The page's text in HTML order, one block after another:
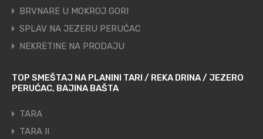
BRVNARE U MOKROJ GORI
SPLAV NA JEZERU PERUĆAC
NEKRETINE NA PRODAJU
TOP SMEŠTAJ NA PLANINI TARI / REKA DRINA / JEZERO
PERUĆAC, BAJINA BAŠTA
TARA
TARA II